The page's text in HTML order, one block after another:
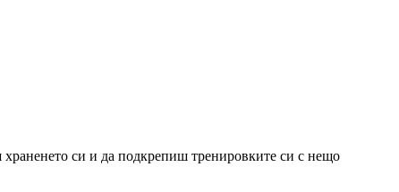
си и да подкрепиш тренировките си с нещо